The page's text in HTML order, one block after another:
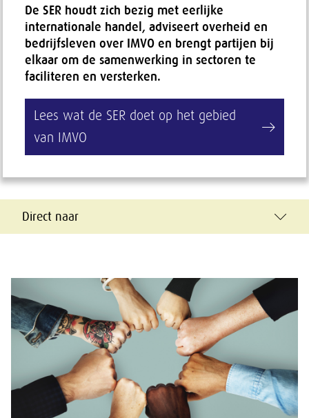
De SER houdt zich bezig met eerlijke
internationale handel, adviseert overheid en
bedrijfsleven over IMVO en brengt partijen bij
elkaar om de samenwerking in sectoren te
faciliteren en versterken.
Lees wat de SER doet op het gebied
van IMVO
Direct naar